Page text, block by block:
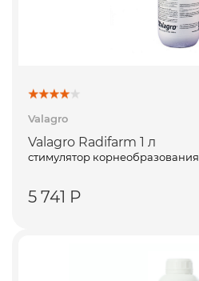
Valagro
Valagro Radifarm 1 л
стимулятор корнеобразования
5 741 Р